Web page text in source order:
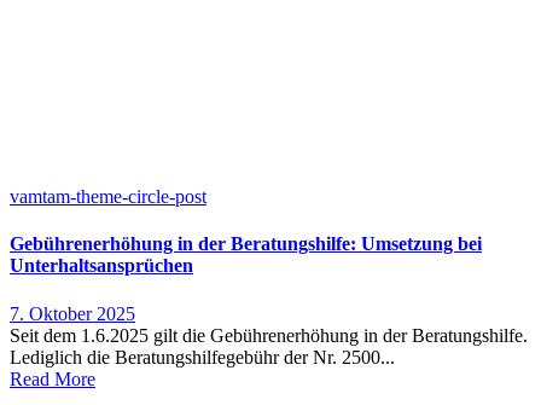
vamtam-theme-circle-post
Gebührenerhöhung in der Beratungshilfe: Umsetzung bei
Unterhaltsansprüchen
7. Oktober 2025
Seit dem 1.6.2025 gilt die Gebührenerhöhung in der Beratungshilfe.
Lediglich die Beratungshilfegebühr der Nr. 2500...
Read More